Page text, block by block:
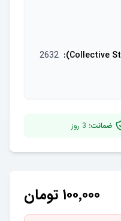
:
2632
ضمانت: 3 روز
۱۰۰٬۰۰۰ تومان